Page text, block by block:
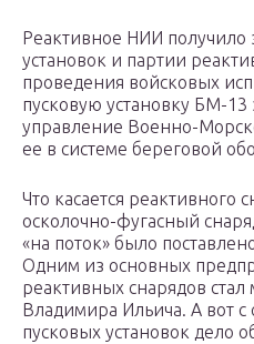
Реактивное НИИ получило
установок и партии
проведения войсковых
пусковую установку БМ-13
управление Военно-
ее в системе береговой
Что касается реактивного
осколочно-фугасный
«на поток» было
Одним из основных
реактивных снарядов
Владимира Ильича. А вот
пусковых установок дело